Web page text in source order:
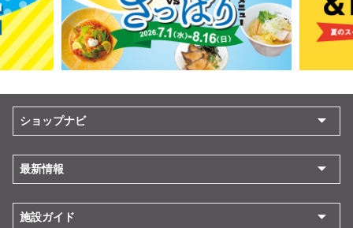
ショップナビ
最新情報
施設ガイド